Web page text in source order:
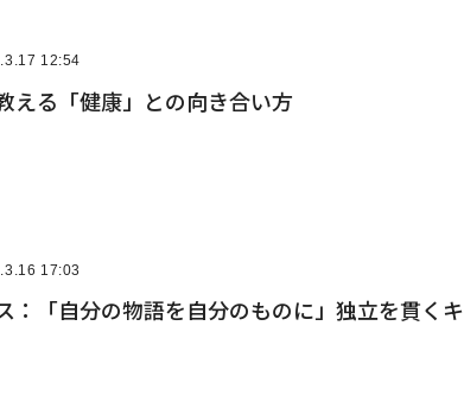
12:54
える「健康」との向き合い方
17:03
：「自分の物語を自分のものに」独立を貫くキ